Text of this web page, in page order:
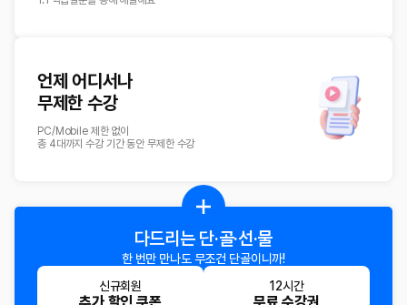
언제 어디서나
무제한 수강
PC/Mobile 제한 없이
총 4대까지 수강 기간 동안 무제한 수강
다드리는 단·골·선·물
한 번만 만나도무조건 단골이니까!
신규회원
12시간